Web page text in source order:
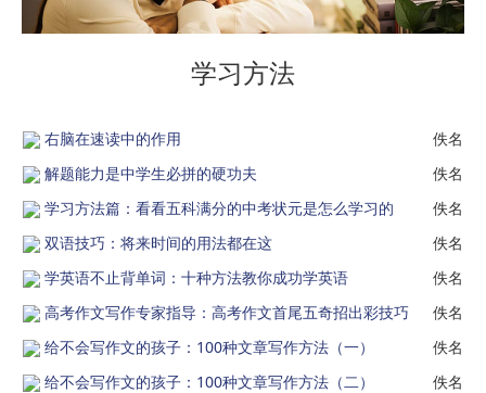
学习方法
右脑在速读中的作用
佚名
解题能力是中学生必拼的硬功夫
佚名
学习方法篇：看看五科满分的中考状元是怎么学习的
佚名
双语技巧：将来时间的用法都在这
佚名
学英语不止背单词：十种方法教你成功学英语
佚名
高考作文写作专家指导：高考作文首尾五奇招出彩技巧
佚名
给不会写作文的孩子：100种文章写作方法（一）
佚名
给不会写作文的孩子：100种文章写作方法（二）
佚名